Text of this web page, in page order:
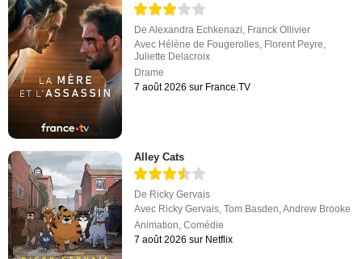
DeAlexandra Echkenazi, Franck Ollivier
Avec Hélène de Fougerolles, Florent Peyre,
Juliette Delacroix
Drame
7 août 2026 sur France.TV
Alley Cats
De Ricky Gervais
Avec Ricky Gervais ,Tom Basden ,Andrew Brooke
Animation ,Comédie
7 août 2026 sur Netflix